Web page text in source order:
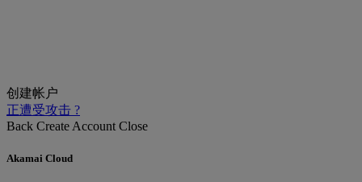
创建帐户
正遭受攻击 ?
Back Create Account Close
Akamai Cloud